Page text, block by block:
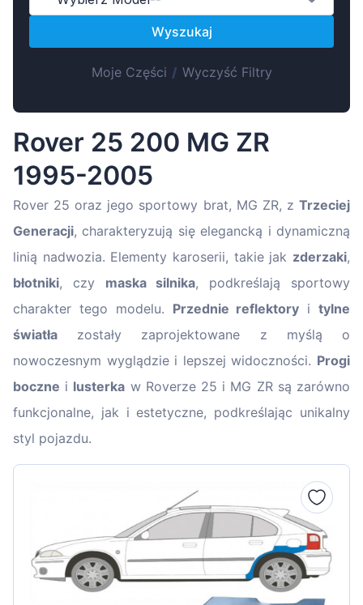
Lietuvių
Slovenian
Latvian
Wyszukaj
Moje Części / Wyczyść Filtry
Rover 25 200 MG ZR
1995-2005
Rover 25 oraz jego sportowy brat, MG ZR, z Trzeciej
Generacji, charakteryzują się elegancką i dynamiczną
linią nadwozia. Elementy karoserii, takie jak zderzaki,
błotniki, czy maska silnika, podkreślają sportowy
charakter tego modelu. Przednie reflektory itylne
światła zostały zaprojektowane z myślą o
nowoczesnym wyglądzie i lepszej widoczności. Progi
boczne i lusterka w Roverze 25 i MG ZR są zarówno
funkcjonalne, jak i estetyczne, podkreślając unikalny
styl pojazdu.